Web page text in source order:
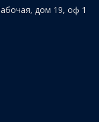
дом 19, оф 1